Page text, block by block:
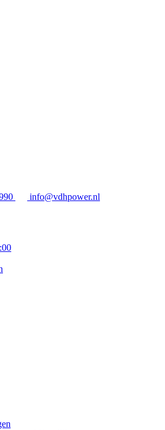
info@vdhpower.nl